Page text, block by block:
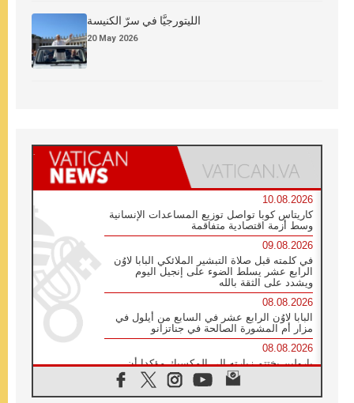
الليتورجيَّا في سرّ الكنيسة
20 May 2026
10.08.2026
كاريتاس كوبا تواصل توزيع المساعدات الإنسانية
وسط أزمة اقتصادية متفاقمة
09.08.2026
في كلمته قبل صلاة التبشير الملائكي البابا لاوُن
الرابع عشر يسلط الضوء على إنجيل اليوم
ويشدد على الثقة بالله
08.08.2026
البابا لاوُن الرابع عشر في السابع من أيلول في
مزار أم المشورة الصالحة في جناتزانو
08.08.2026
بارولين يختتم زيارته إلى المكسيك مؤكدا أن
صناعة السلام تبدأ بالتعاطف مع ألم الآخر
07.08.2026